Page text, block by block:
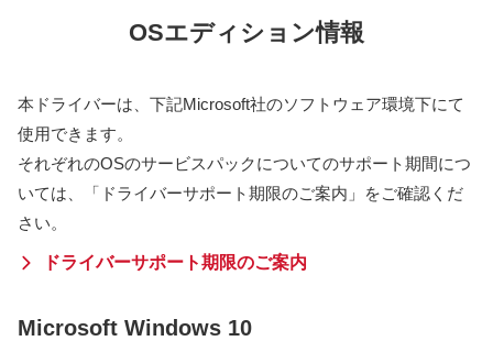
OSエディション情報
本ドライバーは、下記Microsoft社のソフトウェア環境下にて
使用できます。
それぞれのOSのサービスパックについてのサポート期間につ
いては、「ドライバーサポート期限のご案内」をご確認くだ
さい。
ドライバーサポート期限のご案内
Microsoft Windows 10